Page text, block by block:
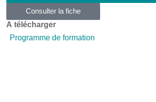
Consulter la fiche
A télécharger
Programme de formation